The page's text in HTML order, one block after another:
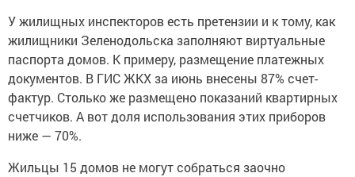
У жилищных инспекторов есть претензии и к тому, как
жилищники Зеленодольска заполняют виртуальные
паспорта домов. К примеру, размещение платежных
документов. В ГИС ЖКХ за июнь внесены 87% счет-
фактур. Столько же размещено показаний квартирных
счетчиков. А вот доля использования этих приборов
ниже — 70%.
Жильцы 15 домов не могут собраться заочно